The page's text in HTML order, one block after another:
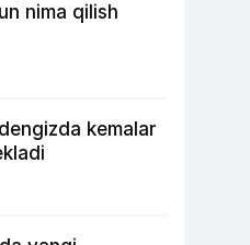
nima qilish
kemalar